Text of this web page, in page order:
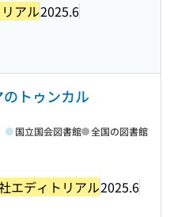
アル2025.6
トゥンカル
エディトリアル2025.6
国立国会図書館 全国の図書館